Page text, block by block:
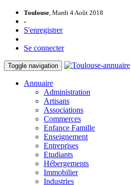
Toulouse, Mardi 4 Août 2018
-
S'enregistrer
Se connecter
Toggle navigation
Annuaire
Administration
Artisans
Associations
Commerces
Enfance Famille
Enseignement
Entreprises
Etudiants
Hébergements
Immobilier
Industries